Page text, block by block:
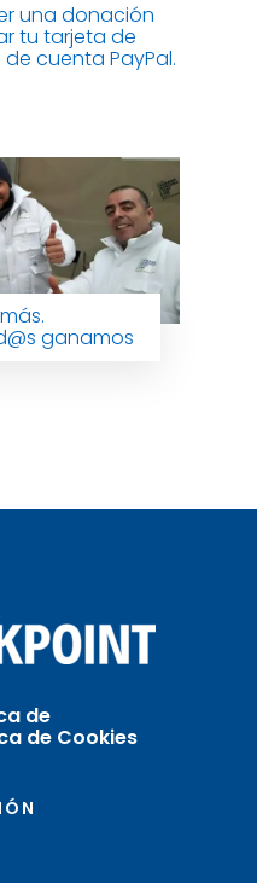
una donación
tu tarjeta de
cuenta PayPal.
ganamos
de
de Cookies